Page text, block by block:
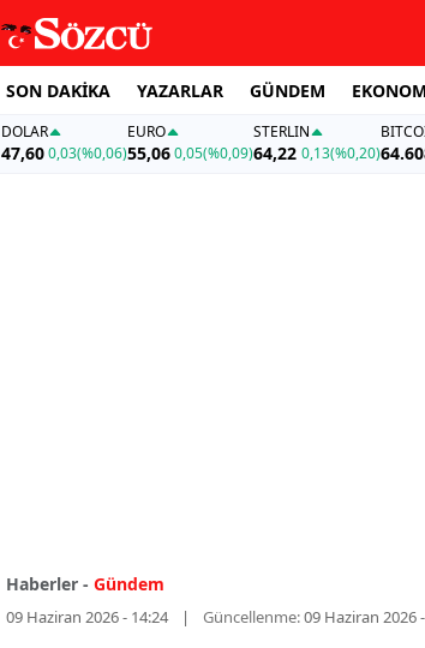
SON DAKİKA YAZARLAR GÜNDEM
DOLAR
47,600,03(%0,06)
EURO
55,06 0,05(%0,09)
STERLIN
64,22 0,13(%0,20)
Haberler - Gündem
09 Haziran 2026 - 14:24 Güncellenme:09 Haziran 2026